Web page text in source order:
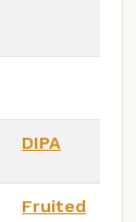
DIPA
Fruited